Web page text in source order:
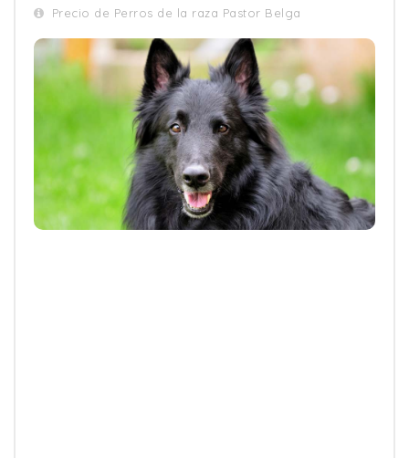
Precio de Perros de la raza Pastor Belga